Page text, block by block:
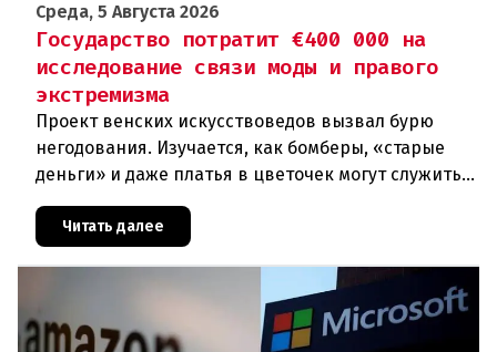
Среда, 5 Августа 2026
Государство потратит €400 000 на
исследование связи моды и правого
экстремизма
Проект венских искусствоведов вызвал бурю
негодования. Изучается, как бомберы, «старые
деньги» и даже платья в цветочек могут служить
инструментом пропаганды. Оппоненты требуют
ответа от министра наук
Читать далее